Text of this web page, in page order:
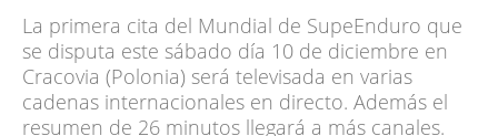
La primera cita del Mundial de SupeEnduro que
se disputa este sábado día 10 de diciembre en
Cracovia (Polonia) será televisada en varias
cadenas internacionales en directo. Además el
resumen de 26 minutos llegará a más canales.